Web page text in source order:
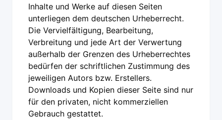
Inhalte und Werke auf diesen Seiten
unterliegen dem deutschen Urheberrecht.
Die Vervielfältigung, Bearbeitung,
Verbreitung und jede Art der Verwertung
außerhalb der Grenzen des Urheberrechtes
bedürfen der schriftlichen Zustimmung des
jeweiligen Autors bzw. Erstellers.
Downloads und Kopien dieser Seite sind nur
für den privaten, nicht kommerziellen
Gebrauch gestattet.